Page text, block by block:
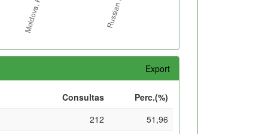
Export
Consultas
Perc.(%)
212
51,96